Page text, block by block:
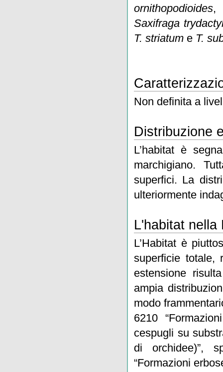
ornithopodioides
Saxifraga
T. striatum e T.
Non definita a
Distribuzione
L’habitat è
marchigiano.
superfici. La
ulteriormente
L'habitat nella
L’Habitat è
superficie totale,
estensione
ampia
modo
6210
cespugli su
di orchidee)”,
“Formazioni